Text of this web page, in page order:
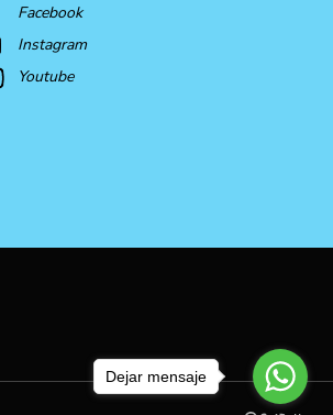
Facebook
Instagram
Youtube
Dejar mensaje